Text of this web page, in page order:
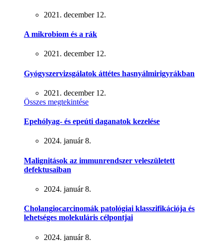
2021. december 12.
A mikrobiom és a rák
2021. december 12.
Gyógyszervizsgálatok áttétes hasnyálmirigyrákban
2021. december 12.
Összes megtekintése
Epehólyag- és epeúti daganatok kezelése
2024. január 8.
Malignitások az immunrendszer veleszületett
defektusaiban
2024. január 8.
Cholangiocarcinomák patológiai klasszifikációja és
lehetséges molekuláris célpontjai
2024. január 8.